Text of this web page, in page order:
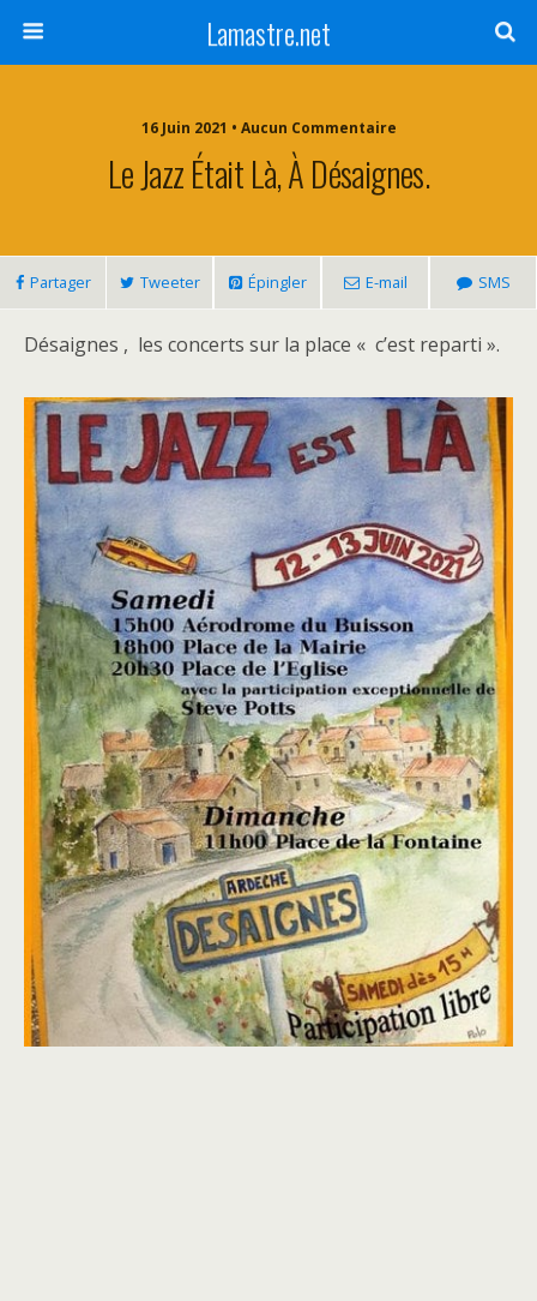
Lamastre.net
16 Juin 2021 • Aucun Commentaire
Le Jazz Était Là, À Désaignes.
Partager Tweeter Épingler E-mail SMS
Désaignes , les concerts sur la place « c’est reparti ».